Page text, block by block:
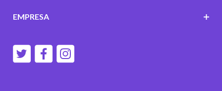
EMPRESA